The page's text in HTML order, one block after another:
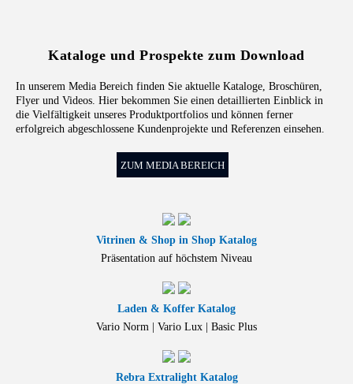
Kataloge und Prospekte zum Download
In unserem Media Bereich finden Sie aktuelle Kataloge, Broschüren,
Flyer und Videos. Hier bekommen Sie einen detaillierten Einblick in
die Vielfältigkeit unseres Produktportfolios und können ferner
erfolgreich abgeschlossene Kundenprojekte und Referenzen einsehen.
ZUM MEDIA BEREICH
Vitrinen & Shop in Shop Katalog
Präsentation auf höchstem Niveau
Laden & Koffer Katalog
Vario Norm | Vario Lux | Basic Plus
Rebra Extralight Katalog